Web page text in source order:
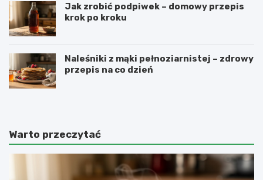
Jak zrobić podpiwek – domowy przepis
krok po kroku
Naleśniki z mąki pełnoziarnistej – zdrowy
przepis na co dzień
Warto przeczytać